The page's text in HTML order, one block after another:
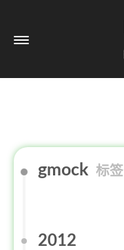
gmock 标签
2012